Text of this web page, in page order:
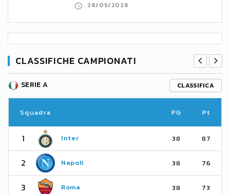
28/05/2026
CLASSIFICHE CAMPIONATI
SERIE A CLASSIFICA
Squadra PG Pt
1 Inter 38 87
2 Napoli 38 76
3 Roma 38 73